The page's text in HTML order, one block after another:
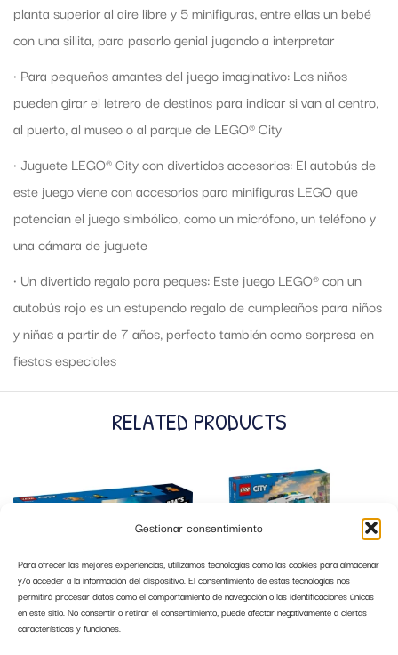
Gestionar consentimiento
Para ofrecer las mejores experiencias, utilizamos tecnologías como las cookies para almacenar
y/o acceder a la información del dispositivo. El consentimiento de estas tecnologías nos
permitirá procesar datos como el comportamiento de navegación o las identificaciones únicas
en este sitio. No consentir o retirar el consentimiento, puede afectar negativamente a ciertas
características y funciones.
planta superior al aire libre y 5 minifiguras, entre ellas un bebé
con una sillita, para pasarlo genial jugando a interpretar
• Para pequeños amantes del juego imaginativo: Los niños
pueden girar el letrero de destinos para indicar si van al centro,
al puerto, al museo o al parque de LEGO® City
• Juguete LEGO® City con divertidos accesorios: El autobús de
este juego viene con accesorios para minifiguras LEGO que
potencian el juego simbólico, como un micrófono, un teléfono y
una cámara de juguete
• Un divertido regalo para peques: Este juego LEGO® con un
autobús rojo es un estupendo regalo de cumpleaños para niños
y niñas a partir de 7 años, perfecto también como sorpresa en
fiestas especiales
RELATED PRODUCTS